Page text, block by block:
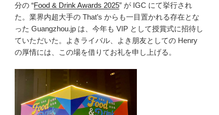
分の “Food & Drink Awards 2025” が IGC にて挙行され
た。業界内超大手の That’s からも一目置かれる存在とな
った Guangzhou.jp は、今年も VIP として授賞式に招待し
ていただいた。よきライバル、よき朋友としての Henry
の厚情には、この場を借りてお礼を申し上げる。